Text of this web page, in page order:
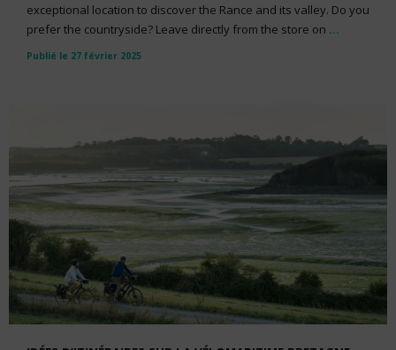
exceptional location to discover the Rance and its valley. Do you
prefer the countryside? Leave directly from the store on ...
Publié le 27 février 2025